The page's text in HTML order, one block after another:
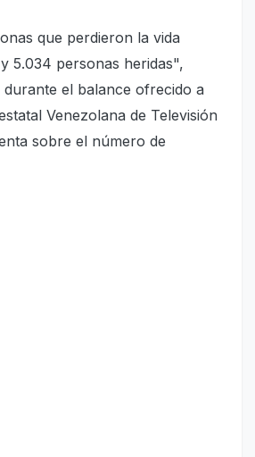
que perdieron la vida
5.034 personas heridas",
el balance ofrecido a
Venezolana de Televisión
sobre el número de